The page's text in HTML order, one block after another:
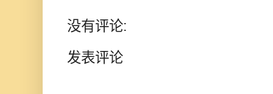
没有评论:
发表评论